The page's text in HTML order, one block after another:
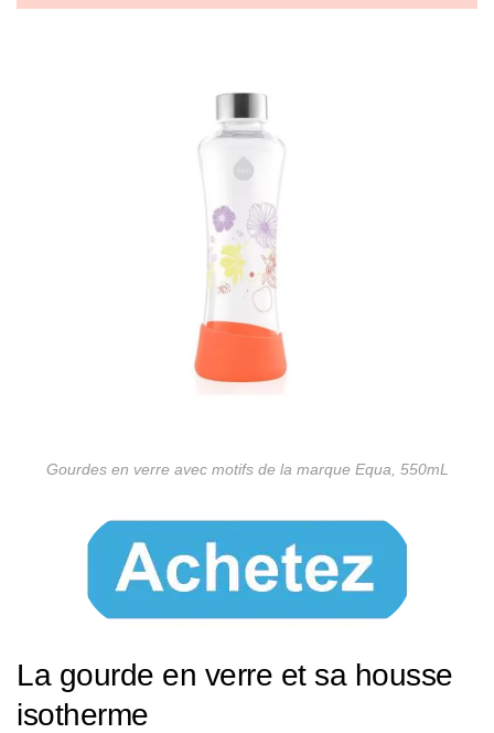
Gourdes en verre avec motifs de la marque Equa, 550mL
La gourde en verre et sa housse
isotherme